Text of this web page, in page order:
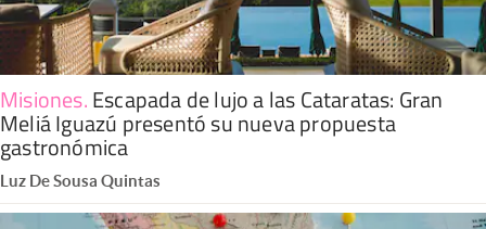
Misiones.Escapada de lujo a las Cataratas: Gran
Meliá Iguazú presentó su nueva propuesta
gastronómica
Luz De Sousa Quintas